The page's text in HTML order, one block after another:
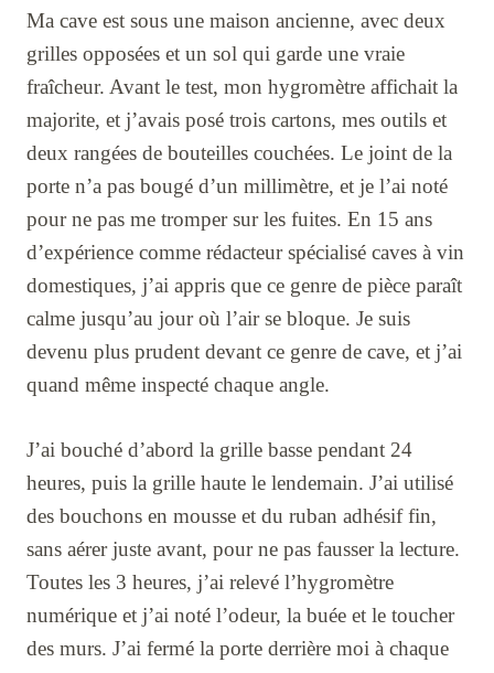
Ma cave est sous une maison ancienne, avec deux
grilles opposées et un sol qui garde une vraie
fraîcheur. Avant le test, mon hygromètre affichait la
majorite, et j’avais posé trois cartons, mes outils et
deux rangées de bouteilles couchées. Le joint de la
porte n’a pas bougé d’un millimètre, et je l’ai noté
pour ne pas me tromper sur les fuites. En 15 ans
d’expérience comme rédacteur spécialisé caves à vin
domestiques, j’ai appris que ce genre de pièce paraît
calme jusqu’au jour où l’air se bloque. Je suis
devenu plus prudent devant ce genre de cave, et j’ai
quand même inspecté chaque angle.
J’ai bouché d’abord la grille basse pendant 24
heures, puis la grille haute le lendemain. J’ai utilisé
des bouchons en mousse et du ruban adhésif fin,
sans aérer juste avant, pour ne pas fausser la lecture.
Toutes les 3 heures, j’ai relevé l’hygromètre
numérique et j’ai noté l’odeur, la buée et le toucher
des murs. J’ai fermé la porte derrière moi à chaque